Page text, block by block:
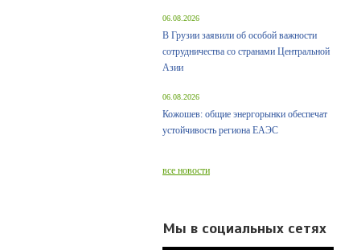
06.08.2026
В Грузии заявили об особой важности
сотрудничества со странами Центральной
Азии
06.08.2026
Кожошев: общие энергорынки обеспечат
устойчивость региона ЕАЭС
все новости
Мы в социальных сетях